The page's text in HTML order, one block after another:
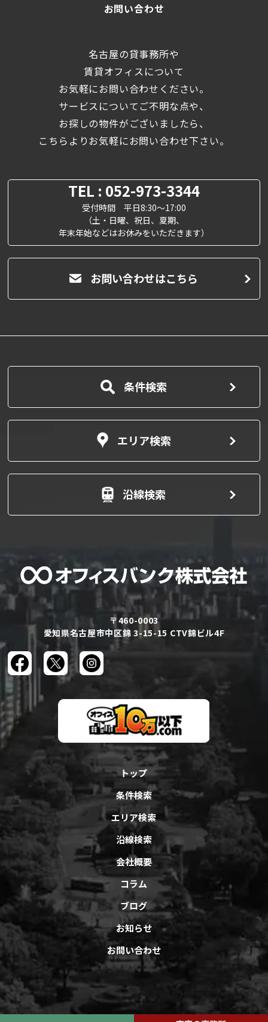
お問い合わせ
名古屋の貸事務所や
賃貸オフィスについて
お気軽にお問い合わせください。
サービスについてご不明な点や、
お探しの物件がございましたら、
こちらよりお気軽にお問い合わせ下さい。
TEL : 052-973-3344
受付時間 平日8:30～17:00
（土・日曜、祝日、夏期、
年末年始などはお休みをいただきます）
お問い合わせはこちら
条件検索
エリア検索
沿線検索
〒460-0003
愛知県名古屋市中区錦 3-15-15 CTV錦ビル4F
トップ
条件検索
エリア検索
沿線検索
会社概要
コラム
ブログ
お知らせ
お問い合わせ
Copyright © オフィスバンクAll Rights Reserved.